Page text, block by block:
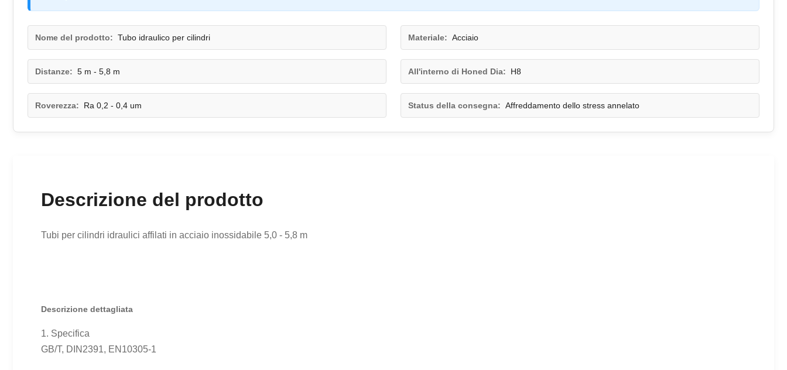
Nome del prodotto: Tubo idraulico per cilindri Materiale: Acciaio
Distanze: 5 m - 5,8 m All'interno di Honed Dia: H8
Roverezza: Ra 0,2 - 0,4 um Status della consegna: Affreddamento dello stress annelato
Descrizione del prodotto
Tubi per cilindri idraulici affilati in acciaio inossidabile 5,0 - 5,8 m
Descrizione dettagliata
1. Specifica
GB/T, DIN2391, EN10305-1